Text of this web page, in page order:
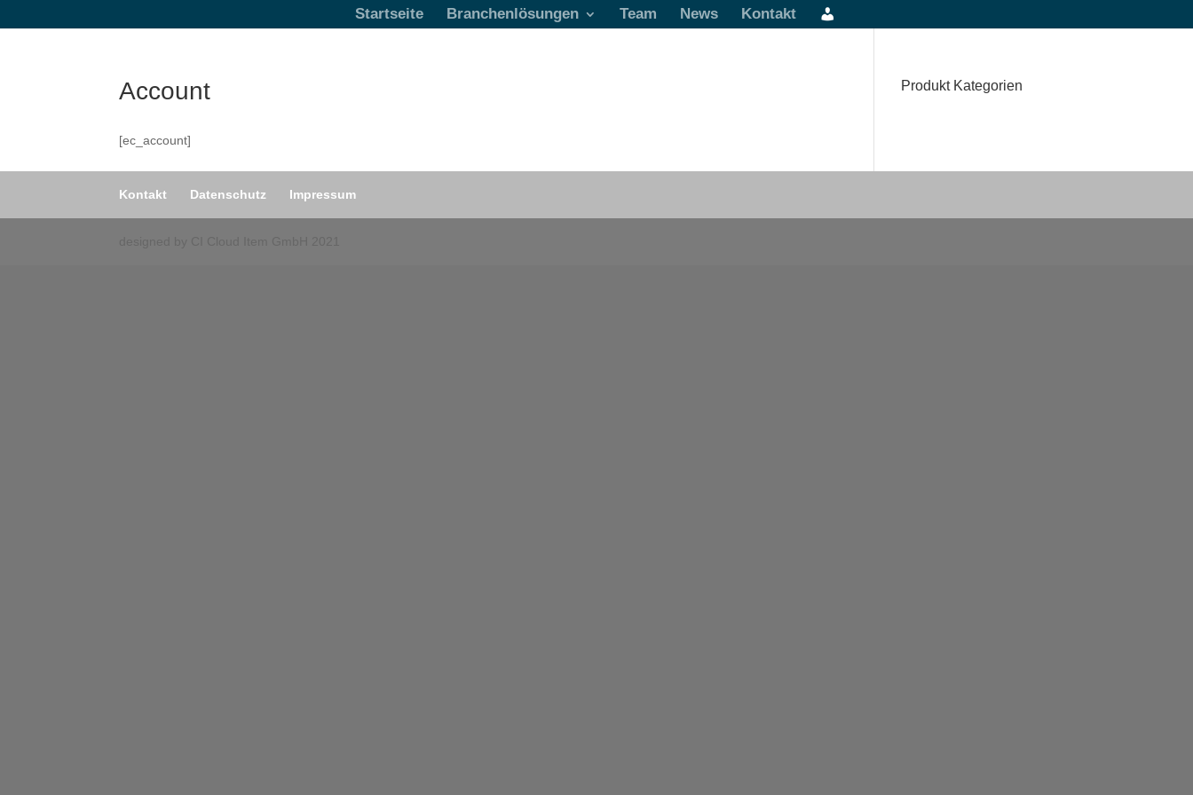
Startseite Branchenlösungen Team News Kontakt
Account
[ec_account]
Produkt Kategorien
Kontakt Datenschutz Impressum